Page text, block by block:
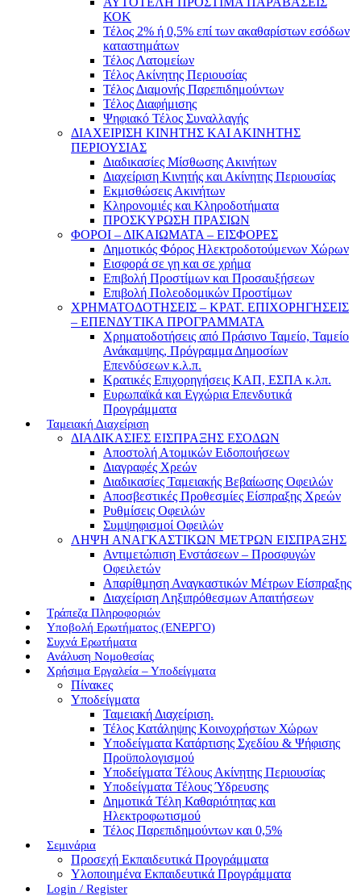
ΚΟΚ
Τέλος 2% ή 0,5% επί των ακαθαρίστων εσόδων
καταστημάτων
Τέλος Λατομείων
Τέλος Ακίνητης Περιουσίας
Τέλος Διαμονής Παρεπιδημούντων
Τέλος Διαφήμισης
Ψηφιακό Τέλος Συναλλαγής
ΔΙΑΧΕΙΡΙΣΗ ΚΙΝΗΤΗΣ ΚΑΙ ΑΚΙΝΗΤΗΣ
ΠΕΡΙΟΥΣΙΑΣ
Διαδικασίες Μίσθωσης Ακινήτων
Διαχείριση Κινητής και Ακίνητης Περιουσίας
Εκμισθώσεις Ακινήτων
Κληρονομιές και Κληροδοτήματα
ΠΡΟΣΚΥΡΩΣΗ ΠΡΑΣΙΩΝ
ΦΟΡΟΙ – ΔΙΚΑΙΩΜΑΤΑ – ΕΙΣΦΟΡΕΣ
Δημοτικός Φόρος Ηλεκτροδοτούμενων Χώρων
Εισφορά σε γη και σε χρήμα
Επιβολή Προστίμων και Προσαυξήσεων
Επιβολή Πολεοδομικών Προστίμων
ΧΡΗΜΑΤΟΔΟΤΗΣΕΙΣ – ΚΡΑΤ. ΕΠΙΧΟΡΗΓΗΣΕΙΣ
– ΕΠΕΝΔΥΤΙΚΑ ΠΡΟΓΡΑΜΜΑΤΑ
Χρηματοδοτήσεις από Πράσινο Ταμείο, Ταμείο
Ανάκαμψης, Πρόγραμμα Δημοσίων
Επενδύσεων κ.λ.π.
Κρατικές Επιχορηγήσεις ΚΑΠ, ΕΣΠΑ κ.λπ.
Ευρωπαϊκά και Εγχώρια Επενδυτικά
Προγράμματα
Ταμειακή Διαχείριση
ΔΙΑΔΙΚΑΣΙΕΣ ΕΙΣΠΡΑΞΗΣ ΕΣΟΔΩΝ
Αποστολή Ατομικών Ειδοποιήσεων
Διαγραφές Χρεών
Διαδικασίες Ταμειακής Βεβαίωσης Οφειλών
Αποσβεστικές Προθεσμίες Είσπραξης Χρεών
Ρυθμίσεις Οφειλών
Συμψηφισμοί Οφειλών
ΛΗΨΗ ΑΝΑΓΚΑΣΤΙΚΩΝ ΜΕΤΡΩΝ ΕΙΣΠΡΑΞΗΣ
Αντιμετώπιση Ενστάσεων – Προσφυγών
Οφειλετών
Απαρίθμηση Αναγκαστικών Μέτρων Είσπραξης
Διαχείριση Ληξιπρόθεσμων Απαιτήσεων
Τράπεζα Πληροφοριών
Υποβολή Ερωτήματος (ΕΝΕΡΓΟ)
Συχνά Ερωτήματα
Ανάλυση Νομοθεσίας
Χρήσιμα Εργαλεία – Υποδείγματα
Πίνακες
Υποδείγματα
Ταμειακή Διαχείριση.
Τέλος Κατάληψης Κοινοχρήστων Χώρων
Υποδείγματα Κατάρτισης Σχεδίου & Ψήφισης
Προϋπολογισμού
Υποδείγματα Τέλους Ακίνητης Περιουσίας
Υποδείγματα Τέλους Ύδρευσης
Δημοτικά Τέλη Καθαριότητας και
Ηλεκτροφωτισμού
Τέλος Παρεπιδημούντων και 0,5%
Σεμινάρια
Προσεχή Εκπαιδευτικά Προγράμματα
Υλοποιημένα Εκπαιδευτικά Προγράμματα
Login / Register